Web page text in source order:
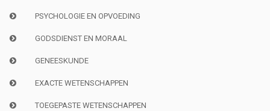
PSYCHOLOGIE EN OPVOEDING
GODSDIENST EN MORAAL
GENEESKUNDE
EXACTE WETENSCHAPPEN
TOEGEPASTE WETENSCHAPPEN